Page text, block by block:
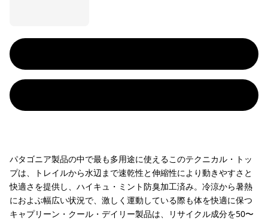
パタゴニア製品の中で最も多用途に使えるこのテクニカル・トッ
プは、トレイルから水辺まで速乾性と伸縮性により動きやすさと
快適さを提供し、ハイキュ・ミント防臭加工済み。冷涼から暑熱
におよぶ幅広い状況で、激しく運動している際も体を快適に保つ
キャプリーン・クール・デイリー製品は、リサイクル成分を50〜